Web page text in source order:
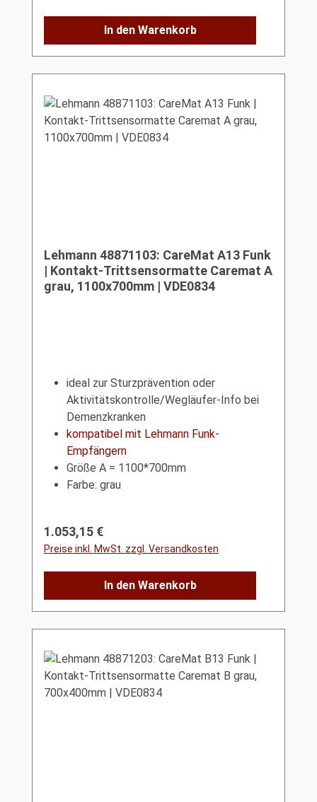
In den Warenkorb
Lehmann 48871103: CareMat A13 Funk
| Kontakt-Trittsensormatte Caremat A
grau, 1100x700mm | VDE0834
ideal zur Sturzprävention oder
Aktivitätskontrolle/Wegläufer-Info bei
Demenzkranken
kompatibel mit Lehmann Funk-
Empfängern
Größe A = 1100*700mm
Farbe: grau
Regulärer Preis:
1.053,15 €
Preise inkl. MwSt. zzgl. Versandkosten
In den Warenkorb